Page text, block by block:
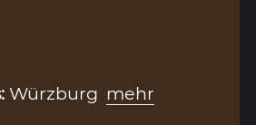
Würzburg mehr